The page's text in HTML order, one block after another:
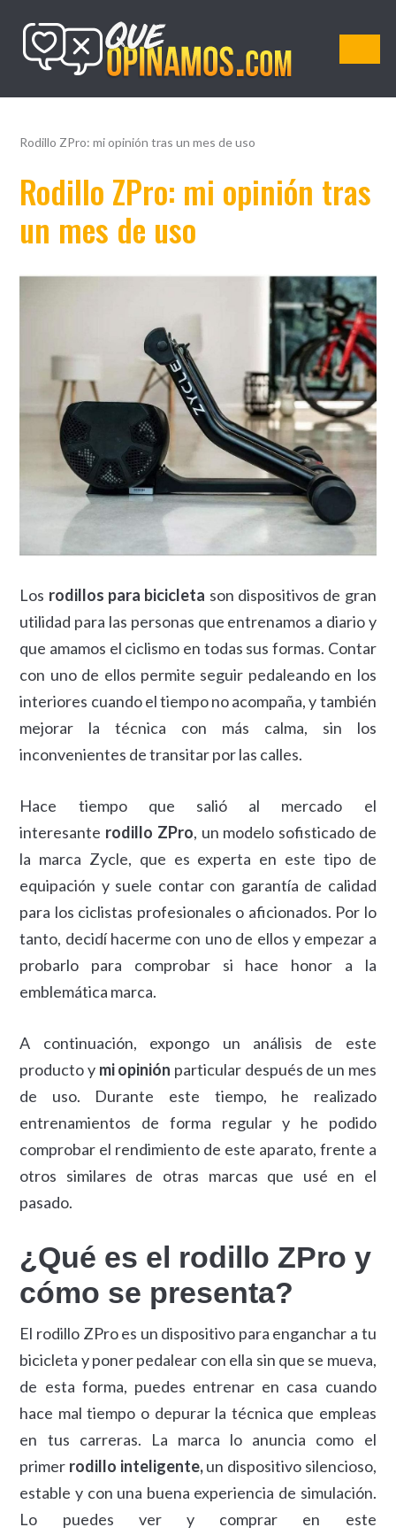
QueOpinamos.com
Rodillo ZPro: mi opinión tras un mes de uso
Rodillo ZPro: mi opinión tras
un mes de uso
Los rodillos para bicicleta son dispositivos de gran
utilidad para las personas que entrenamos a diario y
que amamos el ciclismo en todas sus formas. Contar
con uno de ellos permite seguir pedaleando en los
interiores cuando el tiempo no acompaña, y también
mejorar la técnica con más calma, sin los
inconvenientes de transitar por las calles.
Hace tiempo que salió al mercado el
interesante rodillo ZPro, un modelo sofisticado de
la marca Zycle, que es experta en este tipo de
equipación y suele contar con garantía de calidad
para los ciclistas profesionales o aficionados. Por lo
tanto, decidí hacerme con uno de ellos y empezar a
probarlo para comprobar si hace honor a la
emblemática marca.
A continuación, expongo un análisis de este
producto y mi opinión particular después de un mes
de uso. Durante este tiempo, he realizado
entrenamientos de forma regular y he podido
comprobar el rendimiento de este aparato, frente a
otros similares de otras marcas que usé en el
pasado.
¿Qué es el rodillo ZPro y
cómo se presenta?
El rodillo ZPro es un dispositivo para enganchar a tu
bicicleta y poner pedalear con ella sin que se mueva,
de esta forma, puedes entrenar en casa cuando
hace mal tiempo o depurar la técnica que empleas
en tus carreras. La marca lo anuncia como el
primer rodillo inteligente,un dispositivo silencioso,
estable y con una buena experiencia de simulación.
Lo puedes ver y comprar en este